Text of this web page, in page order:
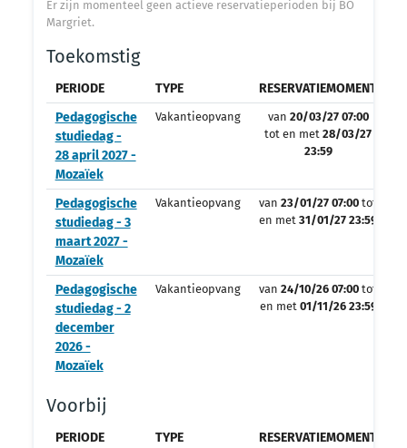
Er zijn momenteel geen actieve reservatieperioden bij BO
Margriet.
Toekomstig
PERIODE TYPE RESERVATIEMOMENT
Pedagogische
studiedag -
28 april 2027 -
Mozaïek
Vakantieopvang van 20/03/27 07:00
tot en met 28/03/27
23:59
Pedagogische
studiedag - 3
maart 2027 -
Mozaïek
Vakantieopvang van 23/01/27 07:00 tot
en met 31/01/27 23:59
Pedagogische
studiedag - 2
december
2026 -
Mozaïek
Vakantieopvang van 24/10/26 07:00 tot
en met 01/11/26 23:59
Voorbij
PERIODE TYPE RESERVATIEMOMENT